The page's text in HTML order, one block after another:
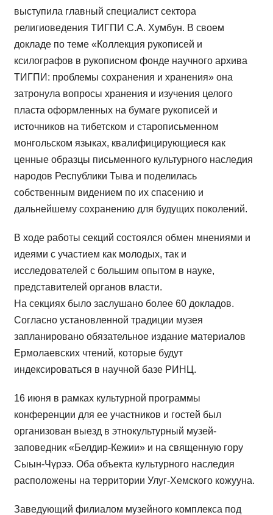
выступила главный специалист сектора
религиоведения ТИГПИ С.А. Хумбун. В своем
докладе по теме «Коллекция рукописей и
ксилографов в рукописном фонде научного архива
ТИГПИ: проблемы сохранения и хранения» она
затронула вопросы хранения и изучения целого
пласта оформленных на бумаге рукописей и
источников на тибетском и старописьменном
монгольском языках, квалифицирующиеся как
ценные образцы письменного культурного наследия
народов Республики Тыва и поделилась
собственным видением по их спасению и
дальнейшему сохранению для будущих поколений.
В ходе работы секций состоялся обмен мнениями и
идеями с участием как молодых, так и
исследователей с большим опытом в науке,
представителей органов власти.
На секциях было заслушано более 60 докладов.
Согласно установленной традиции музея
запланировано обязательное издание материалов
Ермолаевских чтений, которые будут
индексироваться в научной базе РИНЦ.
16 июня в рамках культурной программы
конференции для ее участников и гостей был
организован выезд в этнокультурный музей-
заповедник «Белдир-Кежии» и на священную гору
Сыын-Чүрээ. Оба объекта культурного наследия
расположены на территории Улуг-Хемского кожууна.
Заведующий филиалом музейного комплекса под